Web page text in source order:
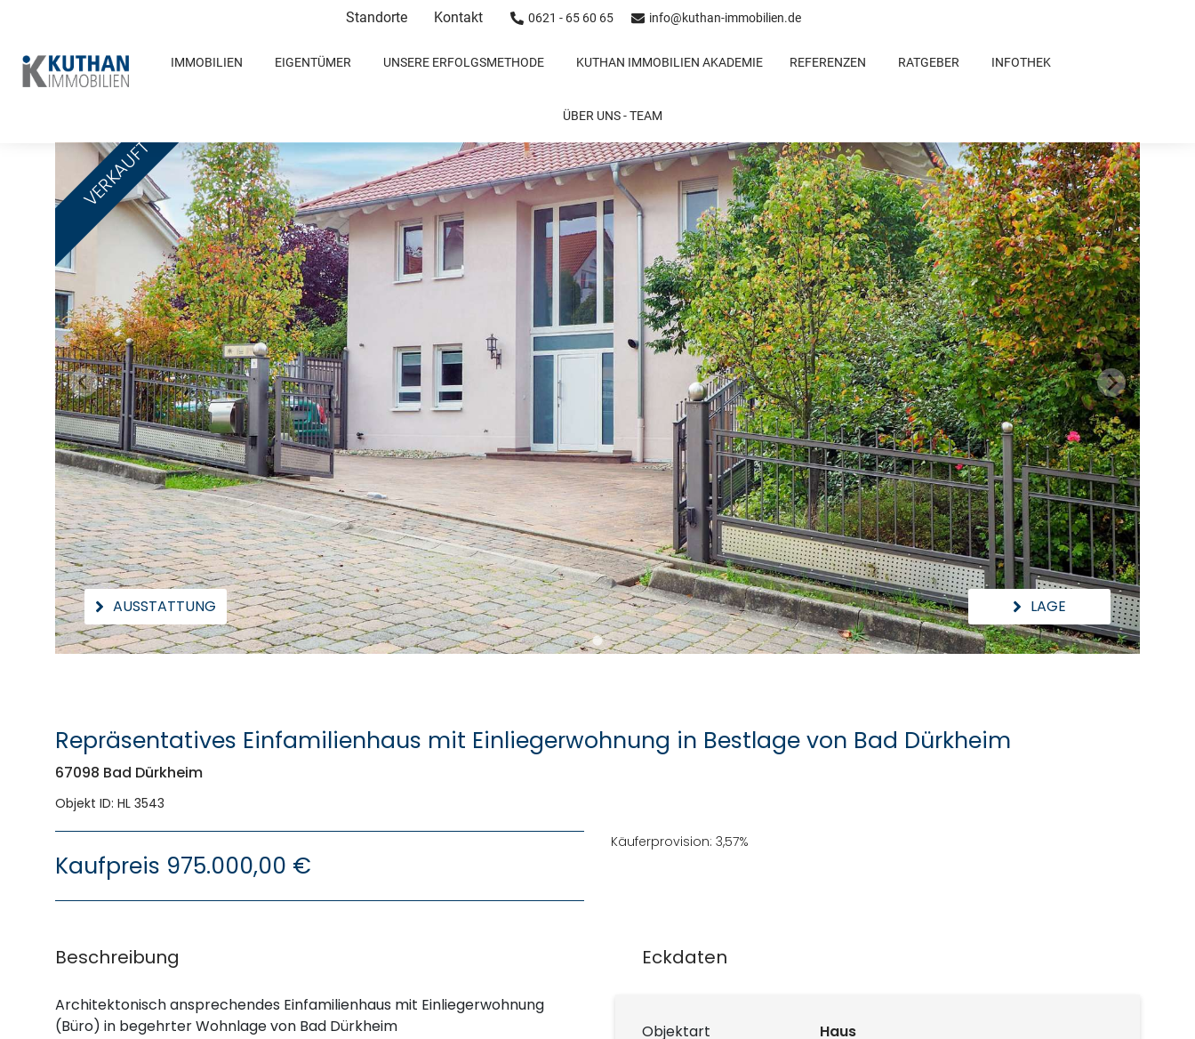
Standorte Kontakt 0621 - 65 60 65 info@kuthan-immobilien.de
IMMOBILIEN EIGENTÜMER UNSERE ERFOLGSMETHODE KUTHAN IMMOBILIEN AKADEMIE REFERENZEN RATGEBER INFOTHEK
ÜBER UNS - TEAM
VERKAUFT
AUSSTATTUNG LAGE
Repräsentatives Einfamilienhaus mit Einliegerwohnung in Bestlage von Bad Dürkheim
67098 Bad Dürkheim
Objekt ID: HL 3543
Kaufpreis 975.000,00 €
Käuferprovision: 3,57%
Beschreibung
Architektonisch ansprechendes Einfamilienhaus mit Einliegerwohnung
(Büro) in begehrter Wohnlage von Bad Dürkheim
Eckdaten
Objektart
Haus